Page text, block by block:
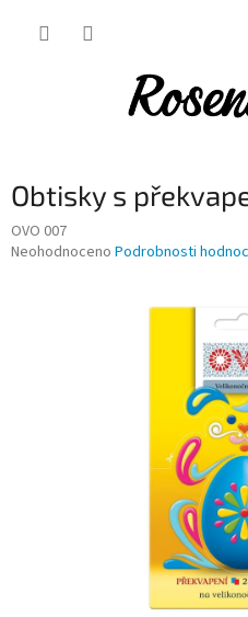
Obtisky s
OVO 007
Průměrné
Neohodnoceno Podrobnosti